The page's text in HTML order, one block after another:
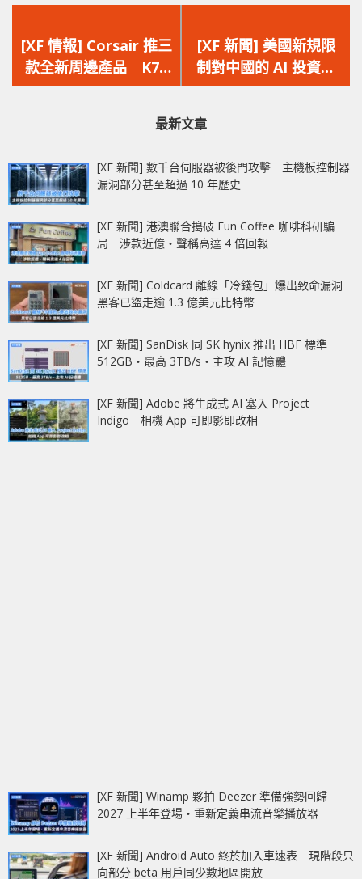
一
篇
文
[XF 情報] Corsair 推三
款全新周邊產品 K70
CORE TKL‧9000D
一
篇
文
[XF 新聞] 美國新規限
制對中國的 AI 投資
加強其他管制防止敏感
最新文章
[XF 新聞] 數千台伺服器被後門攻擊 主機板控制器
漏洞部分甚至超過 10 年歷史
[XF 新聞] 港澳聯合搗破 Fun Coffee 咖啡科研騙
局 涉款近億‧聲稱高達 4 倍回報
[XF 新聞] Coldcard 離線「冷錢包」爆出致命漏洞
黑客已盜走逾 1.3 億美元比特幣
[XF 新聞] SanDisk 同 SK hynix 推出 HBF 標準
512GB‧最高 3TB/s‧主攻 AI 記憶體
[XF 新聞] Adobe 將生成式 AI 塞入 Project
Indigo 相機 App 可即影即改相
[XF 新聞] Winamp 夥拍 Deezer 準備強勢回歸
2027 上半年登場‧重新定義串流音樂播放器
[XF 新聞] Android Auto 終於加入車速表 現階段只
向部分 beta 用戶同少數地區開放